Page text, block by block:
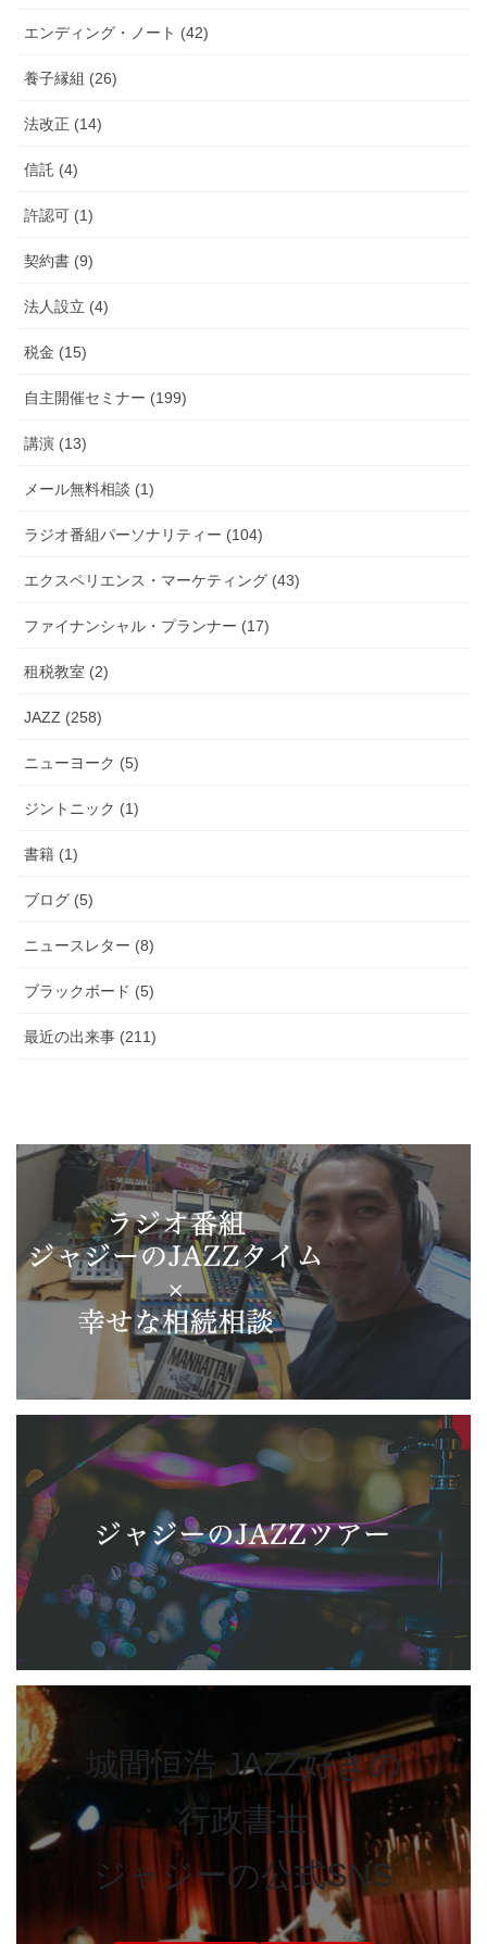
エンディング・ノート (42)
養子縁組 (26)
法改正 (14)
信託 (4)
許認可 (1)
契約書 (9)
法人設立 (4)
税金 (15)
自主開催セミナー (199)
講演 (13)
メール無料相談 (1)
ラジオ番組パーソナリティー (104)
エクスペリエンス・マーケティング (43)
ファイナンシャル・プランナー (17)
租税教室 (2)
JAZZ (258)
ニューヨーク (5)
ジントニック (1)
書籍 (1)
ブログ (5)
ニュースレター (8)
ブラックボード (5)
最近の出来事 (211)
城間恒浩 JAZZ好きの
行政書士
ジャジーの公式SNS